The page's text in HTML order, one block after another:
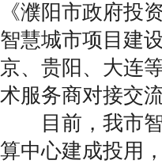
《濮阳市政府投
智慧城市项目建
京、贵阳、大连
术服务商对接交
目前，我市智
算中心建成投用